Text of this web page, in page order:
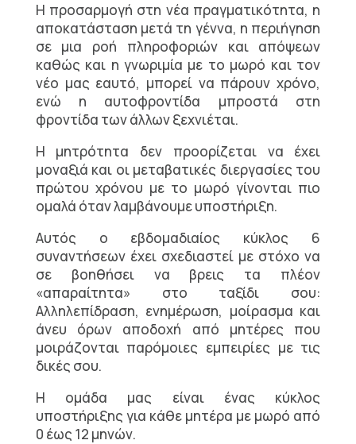
Η προσαρμογή στη νέα πραγματικότητα, η
αποκατάσταση μετά τη γέννα, η περιήγηση
σε μια ροή πληροφοριών και απόψεων
καθώς και η γνωριμία με το μωρό και τον
νέο μας εαυτό, μπορεί να πάρουν χρόνο,
ενώ η αυτοφροντίδα μπροστά στη
φροντίδα των άλλων ξεχνιέται.
Η μητρότητα δεν προορίζεται να έχει
μοναξιά και οι μεταβατικές διεργασίες του
πρώτου χρόνου με το μωρό γίνονται πιο
ομαλά όταν λαμβάνουμε υποστήριξη.
Αυτός ο εβδομαδιαίος κύκλος 6
συναντήσεων έχει σχεδιαστεί με στόχο να
σε βοηθήσει να βρεις τα πλέον
«απαραίτητα» στο ταξίδι σου:
Αλληλεπίδραση, ενημέρωση, μοίρασμα και
άνευ όρων αποδοχή από μητέρες που
μοιράζονται παρόμοιες εμπειρίες με τις
δικές σου.
Η ομάδα μας είναι ένας κύκλος
υποστήριξης για κάθε μητέρα με μωρό από
0 έως 12 μηνών.